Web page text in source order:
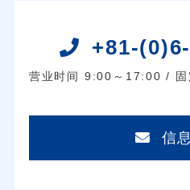
+81-
营业时间 9:00～17:00 / 固
信